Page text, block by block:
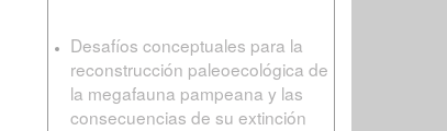
Desafíos conceptuales para la
reconstrucción paleoecológica de
la megafauna pampeana y las
consecuencias de su extinción